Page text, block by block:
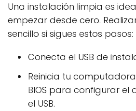
Una instalación limpia es
empezar desde cero.
sencillo si sigues estos pasos:
Conecta el USB de
Reinicia tu
BIOS para configurar el
el USB.